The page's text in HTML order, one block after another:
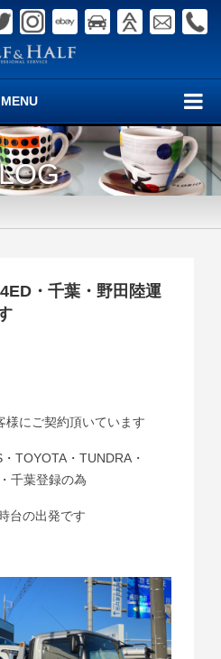
MENU
・千葉・野田陸運
様にご契約頂いています
TOYOTA・TUNDRA・
千葉登録の為
台の出発です